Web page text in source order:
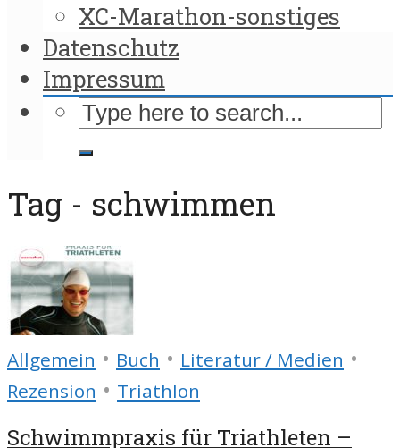
XC-Marathon-sonstiges
Datenschutz
Impressum
Tag - schwimmen
Allgemein • Buch • Literatur / Medien •
Rezension • Triathlon
Schwimmpraxis für Triathleten –